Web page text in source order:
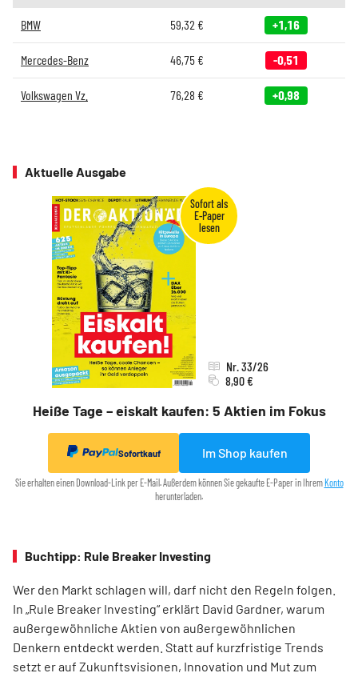
BMW 59,32 € +1,16
Mercedes-Benz 46,75€ -0,51
Volkswagen Vz. 76,28 € +0,98
Aktuelle Ausgabe
Heiße Tage – eiskalt kaufen: 5 Aktien im Fokus
Nr. 33/26
8,90 €
Sofortkauf Im Shop kaufen
Sie erhalten einen Download-Link per E-Mail. Außerdem können Sie gekaufte E-Paper in Ihrem Konto
herunterladen.
Buchtipp: Rule Breaker Investing
Wer den Markt schlagen will, darf nicht den Regeln folgen.
In „Rule Breaker Investing“ erklärt David Gardner, warum
außergewöhnliche Aktien von außer­gewöhnlichen
Denkern entdeckt werden. Statt auf kurzfristige Trends
setzt er auf Zukunftsvisionen, Innovation und Mut zum